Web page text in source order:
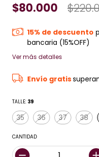
$80.000
15% de descuento
bancaria (15%OFF)
Ver más detalles
Envío gratis
TALLE: 39
35 36 37 38
CANTIDAD